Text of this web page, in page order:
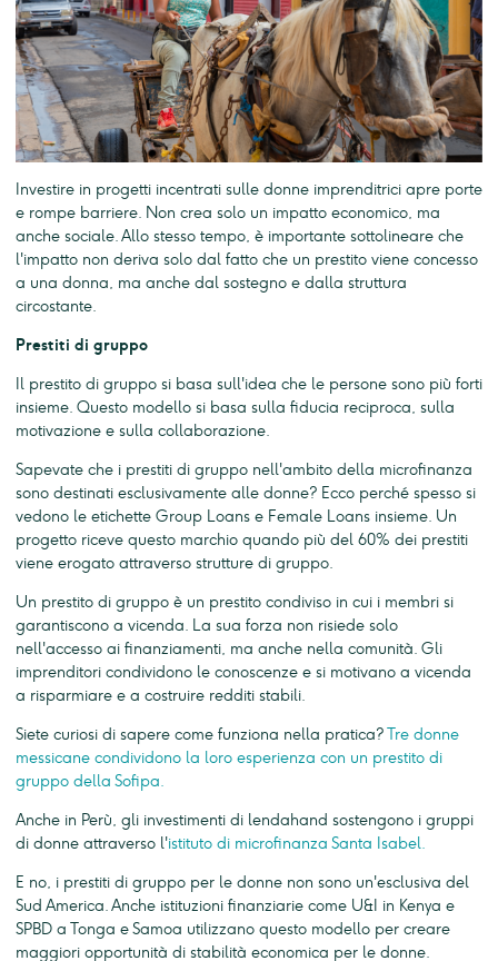
Investire in progetti incentrati sulle donne imprenditrici apre porte
e rompe barriere. Non crea solo un impatto economico, ma
anche sociale. Allo stesso tempo, è importante sottolineare che
l'impatto non deriva solo dal fatto che un prestito viene concesso
a una donna, ma anche dal sostegno e dalla struttura
circostante.
Prestiti di gruppo
Il prestito di gruppo si basa sull'idea che le persone sono più forti
insieme. Questo modello si basa sulla fiducia reciproca, sulla
motivazione e sulla collaborazione.
Sapevate che i prestiti di gruppo nell'ambito della microfinanza
sono destinati esclusivamente alle donne? Ecco perché spesso si
vedono le etichette Group Loans e Female Loans insieme. Un
progetto riceve questo marchio quando più del 60% dei prestiti
viene erogato attraverso strutture di gruppo.
Un prestito di gruppo è un prestito condiviso in cui i membri si
garantiscono a vicenda. La sua forza non risiede solo
nell'accesso ai finanziamenti, ma anche nella comunità. Gli
imprenditori condividono le conoscenze e si motivano a vicenda
a risparmiare e a costruire redditi stabili.
Siete curiosi di sapere come funziona nella pratica?Tre donne
messicane condividono la loro esperienza con un prestito di
gruppo della Sofipa.
Anche in Perù, gli investimenti di lendahand sostengono i gruppi
di donne attraverso l'istituto di microfinanza Santa Isabel.
E no, i prestiti di gruppo per le donne non sono un'esclusiva del
Sud America. Anche istituzioni finanziarie come U&I in Kenya e
SPBD a Tonga e Samoa utilizzano questo modello per creare
maggiori opportunità di stabilità economica per le donne.